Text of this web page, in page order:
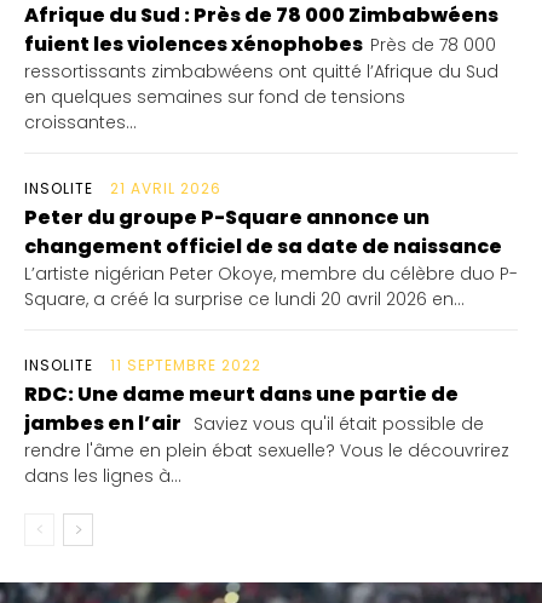
Afrique du Sud : Près de 78 000 Zimbabwéens
fuient les violences xénophobes Près de 78 000
ressortissants zimbabwéens ont quitté l’Afrique du Sud
en quelques semaines sur fond de tensions
croissantes...
INSOLITE 21 AVRIL 2026
Peter du groupe P-Square annonce un
changement officiel de sa date de naissance
L’artiste nigérian Peter Okoye, membre du célèbre duo P-
Square, a créé la surprise ce lundi 20 avril 2026 en...
INSOLITE 11 SEPTEMBRE 2022
RDC: Une dame meurt dans une partie de
jambes en l’air Saviez vous qu'il était possible de
rendre l'âme en plein ébat sexuelle? Vous le découvrirez
dans les lignes à...